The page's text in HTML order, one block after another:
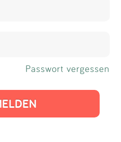
Passwort vergessen